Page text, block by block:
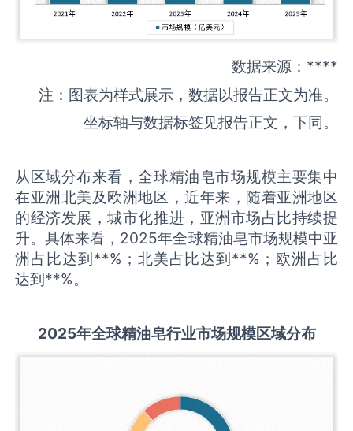
数据来源：****
注：图表为样式展示，数据以报告正文为准。
坐标轴与数据标签见报告正文，下同。
从区域分布来看，全球精油皂市场规模主要集中
在亚洲北美及欧洲地区，近年来，随着亚洲地区
的经济发展，城市化推进，亚洲市场占比持续提
升。具体来看，2025年全球精油皂市场规模中亚
洲占比达到**%；北美占比达到**%；欧洲占比
达到**%。
2025年全球精油皂行业市场规模区域分布